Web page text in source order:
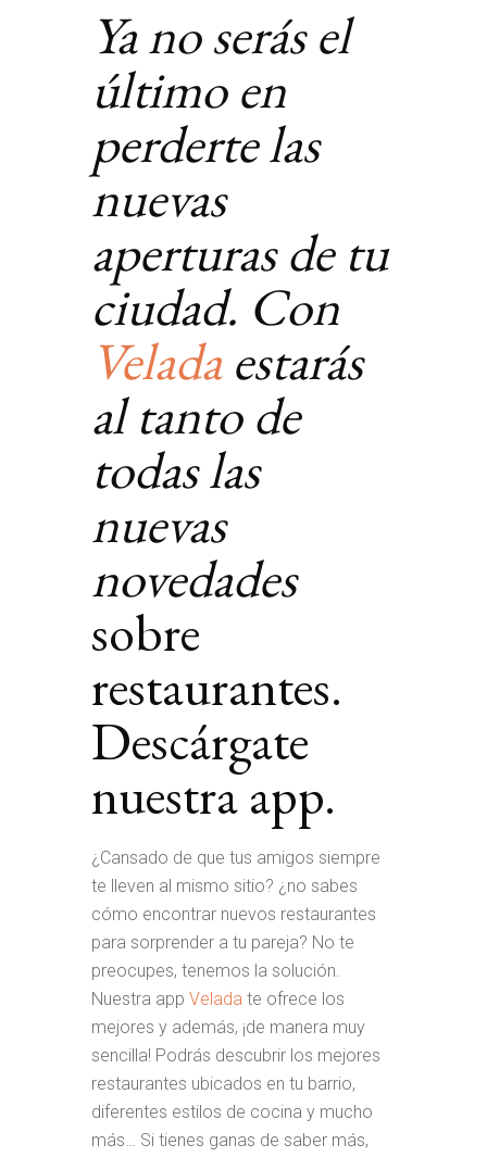
Ya no serás el
último en
perderte las
nuevas
aperturas de tu
ciudad. Con
Veladaestarás
al tanto de
todas las
nuevas
novedades
sobre
restaurantes.
Descárgate
nuestra app.
¿Cansado de que tus amigos siempre
te lleven al mismo sitio? ¿no sabes
cómo encontrar nuevos restaurantes
para sorprender a tu pareja? No te
preocupes, tenemos la solución.
Nuestra app Velada te ofrece los
mejores y además, ¡de manera muy
sencilla! Podrás descubrir los mejores
restaurantes ubicados en tu barrio,
diferentes estilos de cocina y mucho
más… Si tienes ganas de saber más,